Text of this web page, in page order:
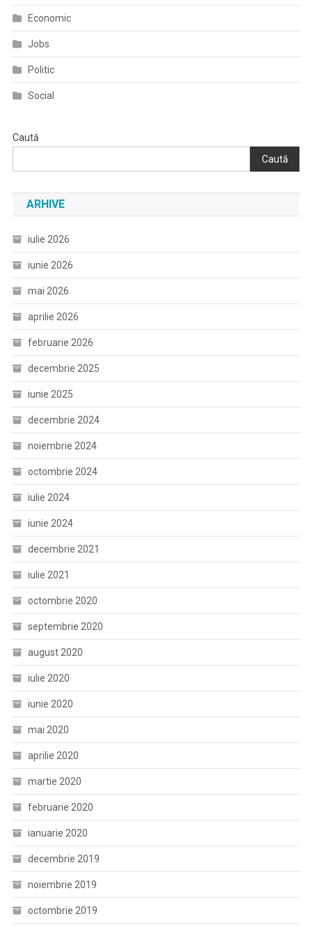
Economic
Jobs
Politic
Social
Caută
Caută
ARHIVE
iulie 2026
iunie 2026
mai 2026
aprilie 2026
februarie 2026
decembrie 2025
iunie 2025
decembrie 2024
noiembrie 2024
octombrie 2024
iulie 2024
iunie 2024
decembrie 2021
iulie 2021
octombrie 2020
septembrie 2020
august 2020
iulie 2020
iunie 2020
mai 2020
aprilie 2020
martie 2020
februarie 2020
ianuarie 2020
decembrie 2019
noiembrie 2019
octombrie 2019